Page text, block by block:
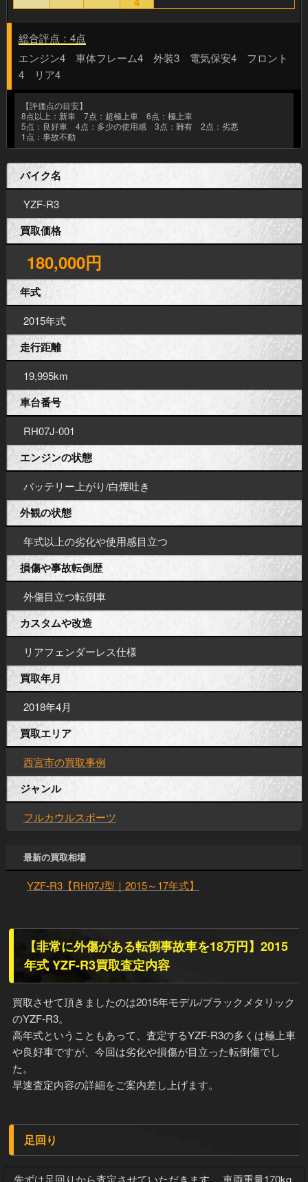
総合評点：4点
エンジン4 車体フレーム4 外装3 電気保安4 フロント
4 リア4
【評価点の目安】
8点以上：新車 7点：超極上車 6点：極上車
5点：良好車 4点：多少の使用感 3点：難有 2点：劣悪
1点：事故不動
バイク名
YZF-R3
買取価格
180,000円
年式
2015年式
走行距離
19,995km
車台番号
RH07J-001
エンジンの状態
バッテリー上がり/白煙吐き
外観の状態
年式以上の劣化や使用感目立つ
損傷や事故転倒歴
外傷目立つ転倒車
カスタムや改造
リアフェンダーレス仕様
買取年月
2018年4月
買取エリア
西宮市の買取事例
ジャンル
フルカウルスポーツ
最新の買取相場
YZF-R3【RH07J型｜2015～17年式】
【非常に外傷がある転倒事故車を18万円】2015
年式 YZF-R3買取査定内容
買取させて頂きましたのは2015年モデル/ブラックメタリック
のYZF-R3。
高年式ということもあって、査定するYZF-R3の多くは極上車
や良好車ですが、今回は劣化や損傷が目立った転倒傷でし
た。
早速査定内容の詳細をご案内差し上げます。
足回り
先ずは足回りから査定させていただきます。 車両重量170kg